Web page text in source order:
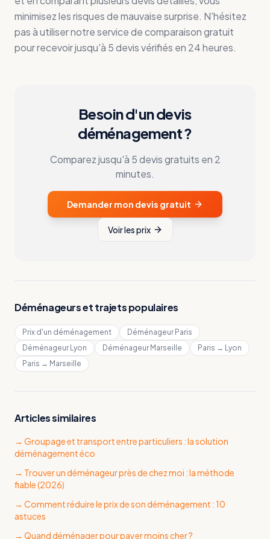
minimisez les risques de mauvaise surprise. N'hésitez
pas à utiliser notre service de comparaison gratuit
pour recevoir jusqu'à 5 devis vérifiés en 24 heures.
Besoin d'un devis
déménagement ?
Comparez jusqu'à 5 devis gratuits en 2
minutes.
Demander mon devis gratuit
Voir les prix
Déménageurs et trajets populaires
Prix d'un déménagement
Déménageur Paris
Déménageur Lyon
Déménageur Marseille
Paris → Lyon
Paris → Marseille
Articles similaires
→ Groupage et transport entre particuliers : la solution
déménagement éco
→ Trouver un déménageur près de chez moi : la méthode
fiable (2026)
→ Comment réduire le prix de son déménagement : 10
astuces
→ Quand déménager pour payer moins cher ?